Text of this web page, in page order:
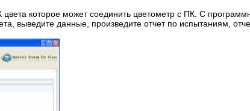
которое может соединить цветометр с ПК. С
выведите данные, произведите отчет по испытаниям,